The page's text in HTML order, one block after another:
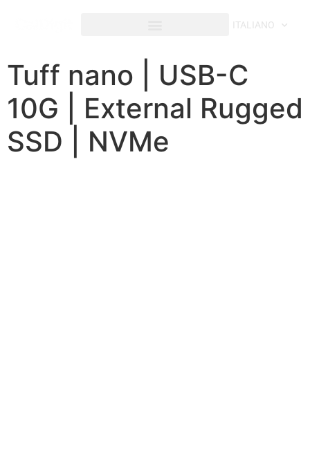
ITALIANO
Tuff nano | USB-C
10G | External Rugged
SSD | NVMe